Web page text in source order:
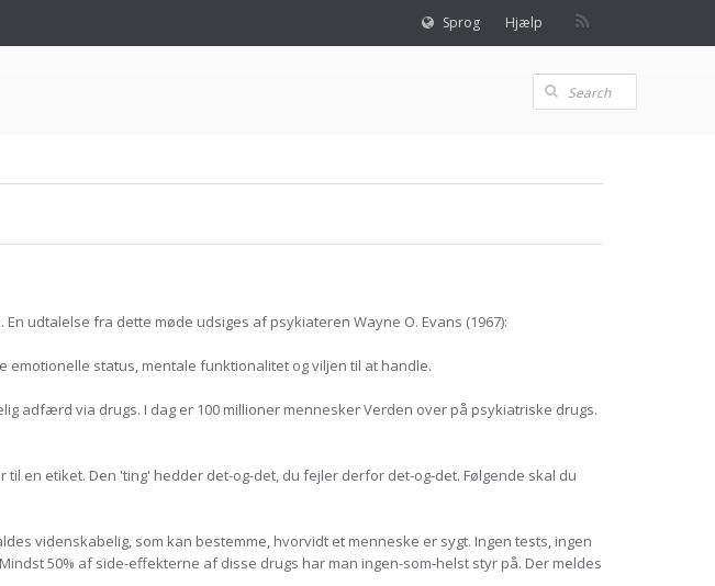
Sprog Hjælp
udtalelse fra dette møde udsiges af psykiateren Wayne O. Evans (1967):
status, mentale funktionalitet og viljen til at handle.
adfærd via drugs. I dag er 100 millioner mennesker Verden over på psykiatriske drugs.
en etiket. Den 'ting' hedder det-og-det, du fejler derfor det-og-det. Følgende skal du
videnskabelig, som kan bestemme, hvorvidt et menneske er sygt. Ingen tests, ingen
50% af side-effekterne af disse drugs har man ingen-som-helst styr på. Der meldes